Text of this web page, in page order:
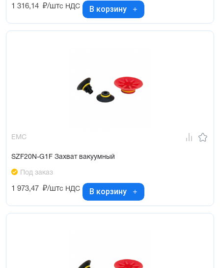
1 316,14 ₽/штс НДС В корзину
EMC
SZF20N-G1F Захват вакуумный
Под заказ
1 973,47 ₽/штс НДС В корзину